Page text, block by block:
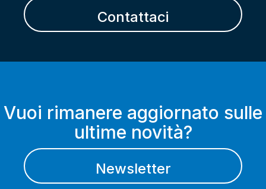
Contattaci
Vuoi rimanere aggiornato sulle
ultime novità?
Newsletter